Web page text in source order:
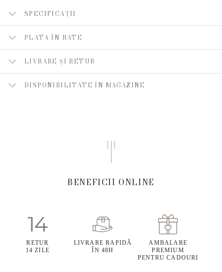
SPECIFICAȚII
PLATA ÎN RATE
LIVRARE ȘI RETUR
DISPONIBILITATE ÎN MAGAZINE
BENEFICII ONLINE
RETUR
14 ZILE
LIVRARE RAPIDĂ
ÎN 48H
AMBALARE
PREMIUM
PENTRU CADOURI